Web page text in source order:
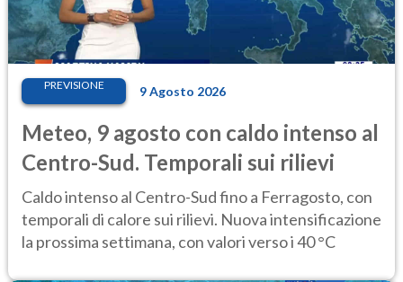
PREVISIONE 9 Agosto 2026
Meteo, 9 agosto con caldo intenso al
Centro-Sud. Temporali sui rilievi
Caldo intenso al Centro-Sud fino a Ferragosto, con
temporali di calore sui rilievi. Nuova intensificazione
la prossima settimana, con valori verso i 40 °C